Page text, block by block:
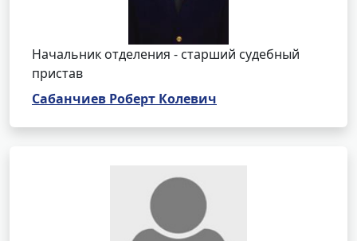
Начальник отделения - старший судебный
пристав
Сабанчиев Роберт Колевич